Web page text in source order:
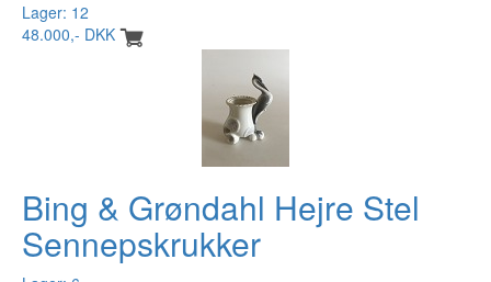
Lager: 12
48.000,- DKK
Bing & Grøndahl Hejre Stel
Sennepskrukker